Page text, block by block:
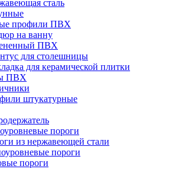
сталь
профили ПВХ
на ванну
ПВХ
для столешницы
для керамической плитки
ПВХ
штукатурные
пороги
из нержавеющей стали
пороги
пороги